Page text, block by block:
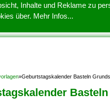
Inhalte und Reklame zu
über. Mehr Infos...
»Geburtstagskalender Basteln